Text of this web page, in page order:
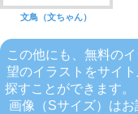
文鳥（文ちゃん）
この他にも、無料の
望のイラストをサイ
探すことができます
画像（Sサイズ）は